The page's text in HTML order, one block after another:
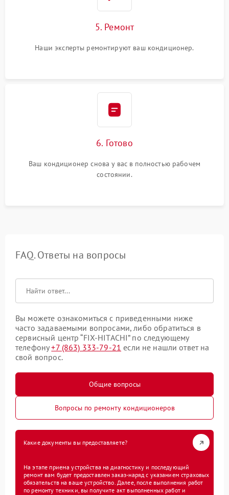
5. Ремонт
Наши эксперты ремонтируют ваш кондиционер.
6. Готово
Ваш кондиционер снова у вас в полностью рабочем
состоянии.
FAQ. Ответы на вопросы
Вы можете ознакомиться с приведенными ниже
часто задаваемыми вопросами, либо обратиться в
сервисный центр “FIX-HITACHI” по следующему
телефону+7 (863) 333-79-21 если не нашли ответ на
свой вопрос.
Общие вопросы
Вопросы по ремонту кондиционеров
Какие документы вы предоставляете?
На этапе приема устройства на диагностику и последующий
ремонт вам будет предоставлен заказ-наряд с указанием страховых
обязательств на ваше устройство. Далее, после выполнения работ
по ремонту техники, вы получите акт выполненных работ и